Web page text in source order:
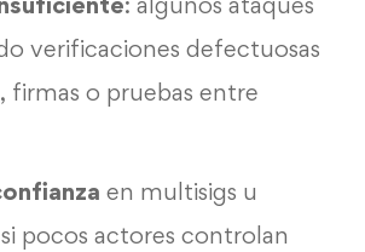
verificaciones defectuosas
firmas o pruebas entre
en multisigs u
pocos actores controlan